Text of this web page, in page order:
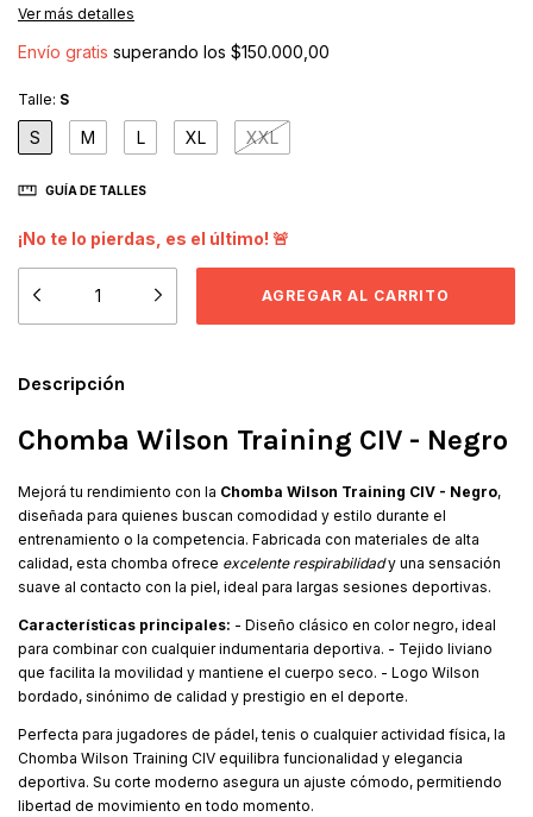
Ver más detalles
Envío gratis superando los $150.000,00
Talle: S
S M L XL XXL
GUÍA DE TALLES
¡No te lo pierdas, es el último! 🚨
Descripción
Chomba Wilson Training CIV - Negro
Mejorá tu rendimiento con la Chomba Wilson Training CIV - Negro,
diseñada para quienes buscan comodidad y estilo durante el
entrenamiento o la competencia. Fabricada con materiales de alta
calidad, esta chomba ofrece excelente respirabilidady una sensación
suave al contacto con la piel, ideal para largas sesiones deportivas.
Características principales: - Diseño clásico en color negro, ideal
para combinar con cualquier indumentaria deportiva. - Tejido liviano
que facilita la movilidad y mantiene el cuerpo seco. - Logo Wilson
bordado, sinónimo de calidad y prestigio en el deporte.
Perfecta para jugadores de pádel, tenis o cualquier actividad física, la
Chomba Wilson Training CIV equilibra funcionalidad y elegancia
deportiva. Su corte moderno asegura un ajuste cómodo, permitiendo
libertad de movimiento en todo momento.